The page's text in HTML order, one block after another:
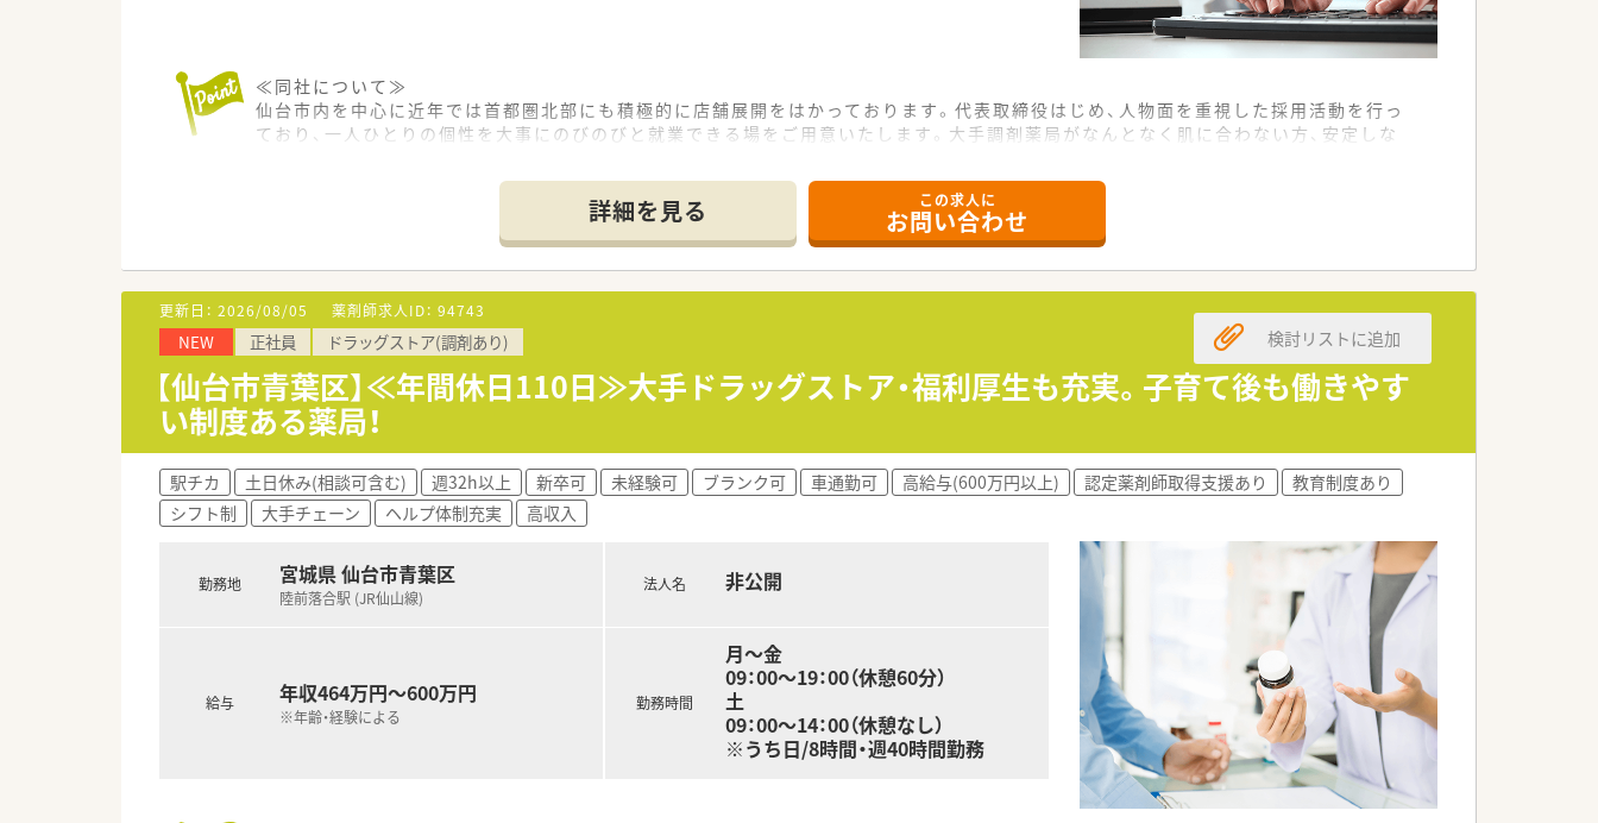
≪同社について≫
仙台市内を中心に近年では首都圏北部にも積極的に店舗展開をはかっております。代表取締役はじめ、人物面を重視した採用活動を行っ
ており、一人ひとりの個性を大事にのびのびと就業できる場をご用意いたします。大手調剤薬局がなんとなく肌に合わない方、安定しな
る就業環境を提供してくれます。
ムダな残業は一切しない！というのが同社のモットー。家族やプライベートの時間を大切にすることやメリハリのきいた勤務を大事にし
ます。家庭のある方や趣味を大事にしたい想いは大切にしてくれます。また“やわらかい人”を多く採用しています。やる気はあっても、
周囲の人と協調性を大事にできる方は歓迎！またスタッフと調和しながらリーダーシップを図れる方も活躍できる環境です。転職回数を
あまり重ねてない方が多く若手中心の企業です。
≪スキルアップサポートあり！≫
勤務薬剤師としてじっくり就業したい。管理薬剤師としてスキルを磨きたい、複数店舗を管理して企業をますます発展させたい！など
様々な意欲に応えられるのが当社の魅力です。代表が一人ひとりの声にしっかりとむきあってくれますので、やりたいことにどんどんチ
ャレンジできます。地元でじっくり腰を据えたい方や首都圏で活躍したいという方も歓迎いたします。
詳細を見る この求人に
お問い合わせ
更新日： 2026/08/05 薬剤師求人ID： 94743
NEW 正社員 ドラッグストア(調剤あり)
【仙台市青葉区】≪年間休日110日≫大手ドラッグストア・福利厚生も充実。子育て後も働きやす
い制度ある薬局！
検討リストに追加
駅チカ 土日休み(相談可含む) 週32h以上 新卒可 未経験可 ブランク可 車通勤可 高給与(600万円以上) 認定薬剤師取得支援あり
教育制度あり
シフト制
大手チェーン ヘルプ体制充実 高収入
勤務地 宮城県 仙台市青葉区
陸前落合駅 (JR仙山線)
給与 年収464万円～600万円
※年齢・経験による
法人名 非公開
勤務時間
月～金
09：00～19：00（休憩60分）
土
09：00～14：00（休憩なし）
※うち日/8時間・週40時間勤務